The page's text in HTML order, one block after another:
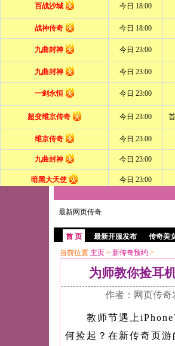
最新网页传奇
首 页 最新开服发布 传奇美
当前位置 主页 > 新传奇预约 >
为师教你捡耳
作者：网页传
教师节遇上iPhone7
何捡起？在新传奇页